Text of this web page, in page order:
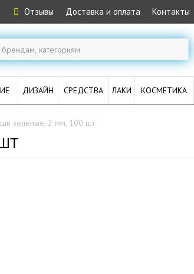
Отзывы Доставка и оплата Контакты
ДИЗАЙН СРЕДСТВА ЛАКИ КОСМЕТИКА
зеленые, 2 мм, 100 шт